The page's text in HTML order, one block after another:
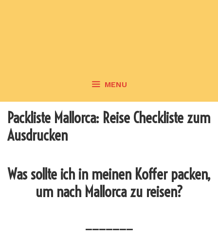
MENU
Packliste Mallorca: Reise Checkliste zum
Ausdrucken
Was sollte ich in meinen Koffer packen,
um nach Mallorca zu reisen?